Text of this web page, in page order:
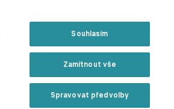
Souhlasím
Zamítnout vše
Spravovat předvolby